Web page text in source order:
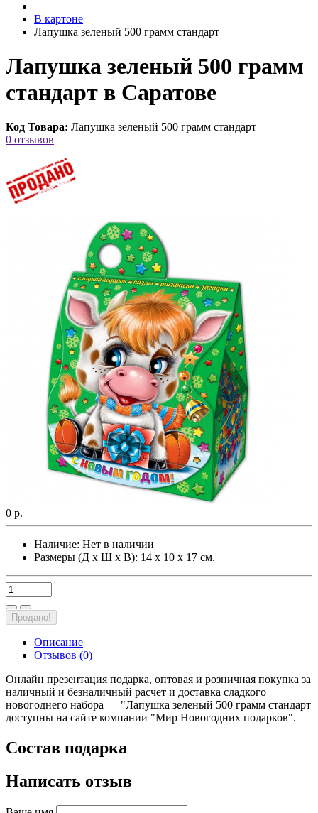
В картоне
Лапушка зеленый 500 грамм стандарт
Лапушка зеленый 500 грамм
стандарт в Саратове
Код Товара: Лапушка зеленый 500 грамм стандарт
0 отзывов
0 р.
Наличие: Нет в наличии
Размеры (Д х Ш х В): 14 х 10 х 17 см.
Продано!
Описание
Отзывов (0)
Онлайн презентация подарка, оптовая и розничная покупка за
наличный и безналичный расчет и доставка сладкого
новогоднего набора — "Лапушка зеленый 500 грамм стандарт
доступны на сайте компании "Мир Новогодних подарков".
Состав подарка
Написать отзыв